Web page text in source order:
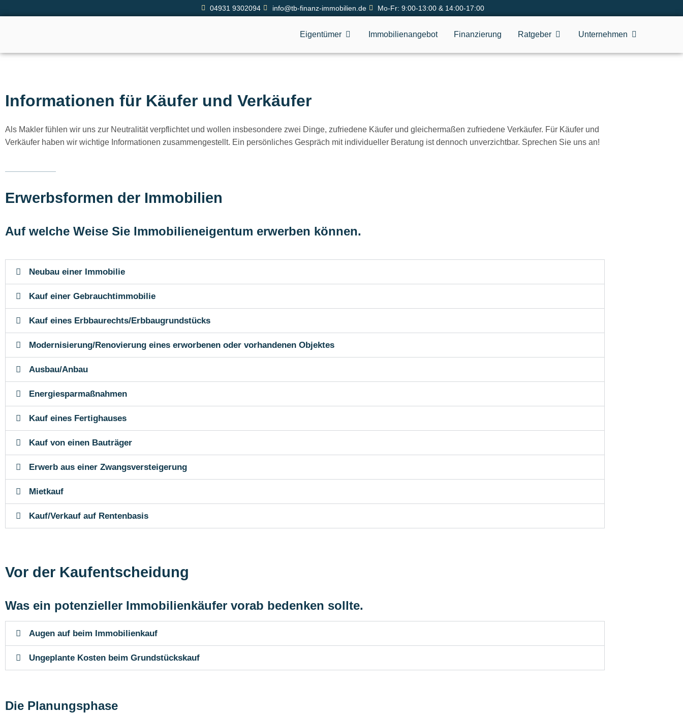
04931 9302094 info@tb-finanz-immobilien.de Mo-Fr: 9:00-13:00 & 14:00-17:00
Eigentümer Immobilienangebot Finanzierung Ratgeber Unternehmen
Informationen für Käufer und Verkäufer
Als Makler fühlen wir uns zur Neutralität verpflichtet und wollen insbesondere zwei Dinge, zufriedene Käufer und gleichermaßen zufriedene Verkäufer. Für Käufer und
Verkäufer haben wir wichtige Informationen zusammengestellt. Ein persönliches Gespräch mit individueller Beratung ist dennoch unverzichtbar. Sprechen Sie uns an!
Erwerbsformen der Immobilien
Auf welche Weise Sie Immobilieneigentum erwerben können.
Neubau einer Immobilie
Kauf einer Gebrauchtimmobilie
Kauf eines Erbbaurechts/Erbbaugrundstücks
Modernisierung/Renovierung eines erworbenen oder vorhandenen Objektes
Ausbau/Anbau
Energiesparmaßnahmen
Kauf eines Fertighauses
Kauf von einen Bauträger
Erwerb aus einer Zwangsversteigerung
Mietkauf
Kauf/Verkauf auf Rentenbasis
Vor der Kaufentscheidung
Was ein potenzieller Immobilienkäufer vorab bedenken sollte.
Augen auf beim Immobilienkauf
Ungeplante Kosten beim Grundstückskauf
Die Planungsphase